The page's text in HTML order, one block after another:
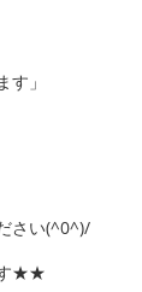
す」
さい(^0^)/
す★★